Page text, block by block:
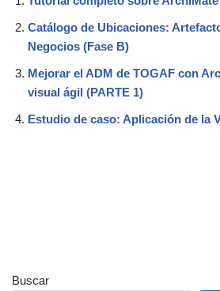
Catálogo de Ubicaciones:
Negocios (Fase B)
Mejorar el ADM de TOGAF con
visual ágil (PARTE 1)
Estudio de caso: Aplicación de la
Buscar